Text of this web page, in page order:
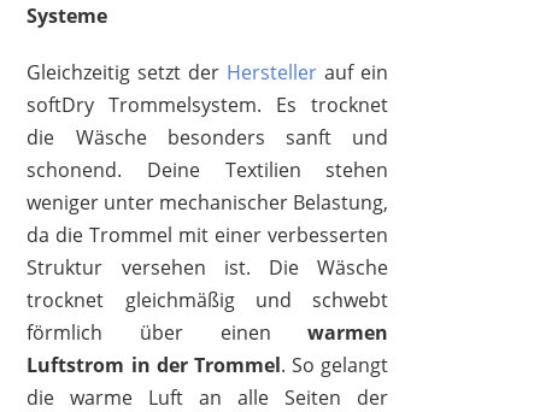
Systeme
Gleichzeitig setzt der Hersteller auf ein
softDry Trommelsystem. Es trocknet
die Wäsche besonders sanft und
schonend. Deine Textilien stehen
weniger unter mechanischer Belastung,
da die Trommel mit einer verbesserten
Struktur versehen ist. Die Wäsche
trocknet gleichmäßig und schwebt
förmlich über einenwarmen
Luftstrom in der Trommel. So gelangt
die warme Luft an alle Seiten der